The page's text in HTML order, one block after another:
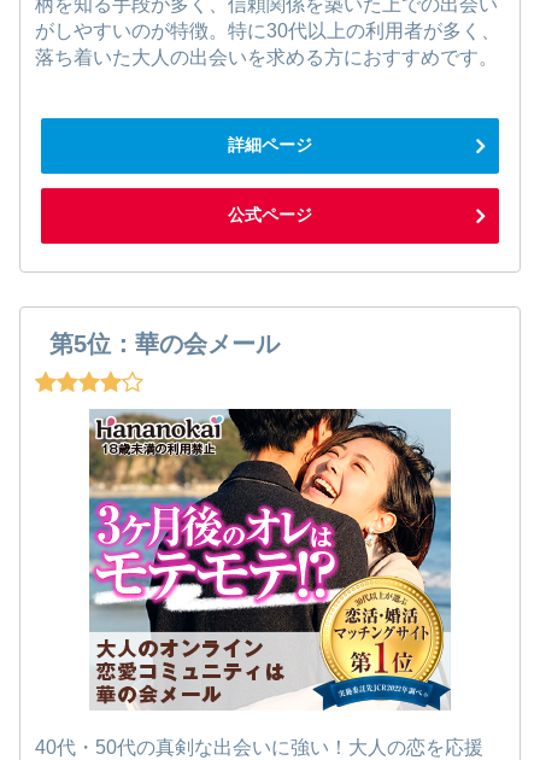
柄を知る手段が多く、信頼関係を築いた上での出会い
がしやすいのが特徴。特に30代以上の利用者が多く、
落ち着いた大人の出会いを求める方におすすめです。
詳細ページ
公式ページ
第5位：華の会メール
40代・50代の真剣な出会いに強い！大人の恋を応援